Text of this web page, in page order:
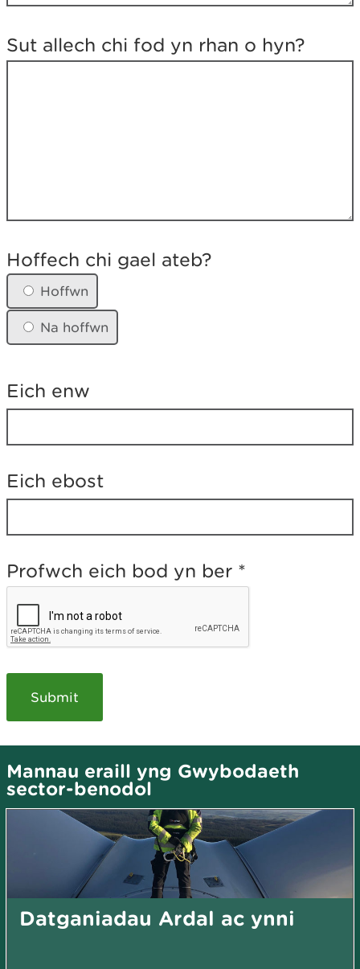
r
c
h
Sut allech chi fod yn rhan o hyn?
f
f
c
c
g
a
l
t
e
b
Hoffech chi gael ateb?
Hoffwn
Na hoffwn
Eich enw
Eich ebost
Profwch eich bod yn ber *
Mannau eraill yng Gwybodaeth
sector-benodol
Datganiadau Ardal ac ynni